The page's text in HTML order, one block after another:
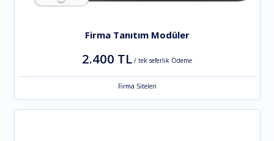
Firma Tanıtım Modüler
2.400 TL / tek seferlik Ödeme
Firma Siteleri